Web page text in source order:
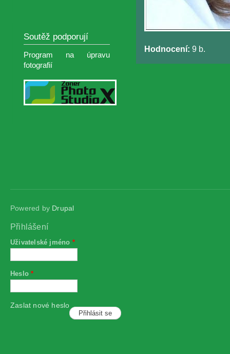
Soutěž podporují
Program na úpravu
fotografií
Hodnocení: 9 b.
Powered by Drupal
Přihlášení
Uživatelské jméno *
Heslo*
Zaslat nové heslo